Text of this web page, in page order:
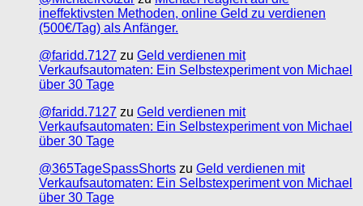
ineffektivsten Methoden, online Geld zu verdienen
(500€/Tag) als Anfänger.
@faridd.7127 zu Geld verdienen mit
Verkaufsautomaten: Ein Selbstexperiment von Michael
über 30 Tage
@faridd.7127 zu Geld verdienen mit
Verkaufsautomaten: Ein Selbstexperiment von Michael
über 30 Tage
@365TageSpassShorts zu Geld verdienen mit
Verkaufsautomaten: Ein Selbstexperiment von Michael
über 30 Tage